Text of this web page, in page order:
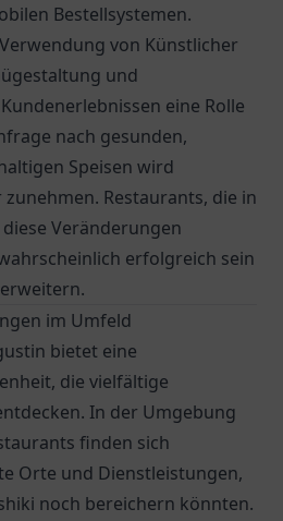
Bestellsystemen.
von Künstlicher
und
eine Rolle
nach gesunden,
Speisen wird
Restaurants, die in
Veränderungen
erfolgreich sein
im Umfeld
bietet eine
die vielfältige
In der Umgebung
finden sich
Orte und Dienstleistungen,
noch bereichern könnten.